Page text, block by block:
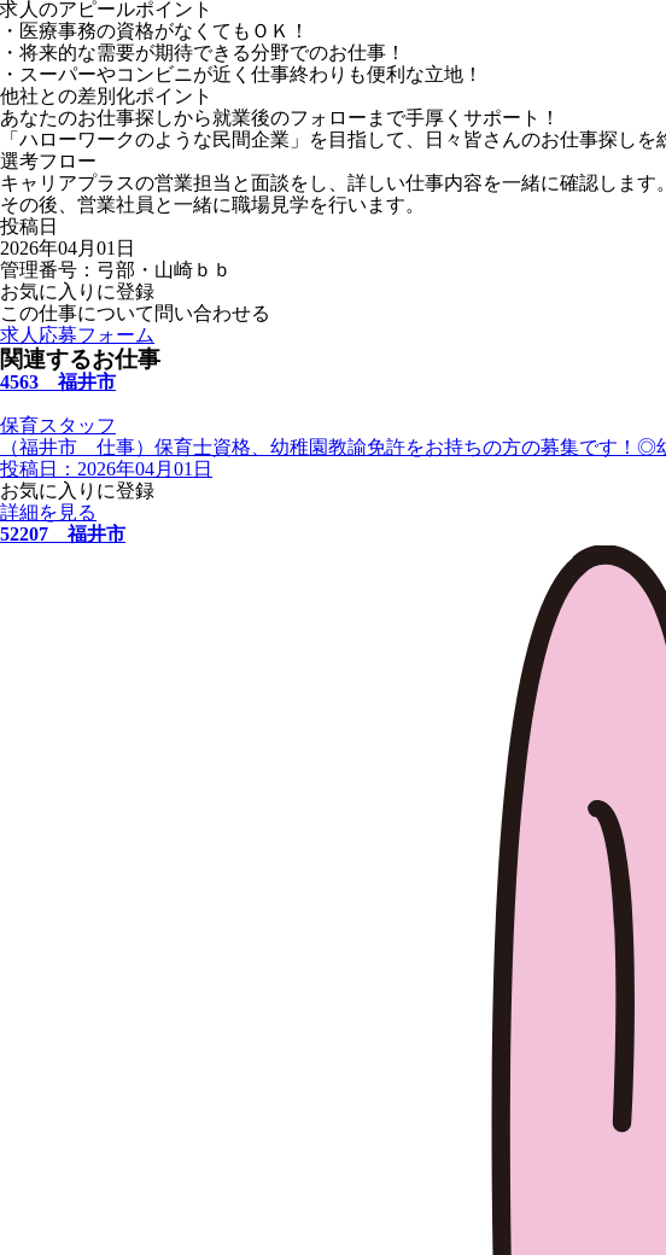
求人のアピールポイント
・医療事務の資格がなくてもＯＫ！
・将来的な需要が期待できる分野でのお仕事！
・スーパーやコンビニが近く仕事終わりも便利な立地！
他社との差別化ポイント
あなたのお仕事探しから就業後のフォローまで手厚くサポート！
「ハローワークのような民間企業」を目指して、日々皆さんのお仕事探し
選考フロー
キャリアプラスの営業担当と面談をし、詳しい仕事内容を一緒に確認します。
その後、営業社員と一緒に職場見学を行います。
投稿日
2026年04月01日
管理番号：弓部・山崎ｂｂ
お気に入りに登録
この仕事について問い合わせる
求人応募フォーム
関連するお仕事
4563 福井市
保育スタッフ
（福井市 仕事）保育士資格、幼稚園教諭免許をお持ちの方の募集です！◎
投稿日：2026年04月01日
お気に入りに登録
詳細を見る
52207 福井市